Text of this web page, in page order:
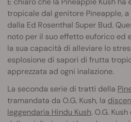
tropicale dal genitore Pineapple,
dalla Ed Rosenthal Super Bud.
noto per il suo effetto euforico ed
la sua capacità di alleviare lo
esplosione di sapori di frutta
apprezzata ad ogni inalazione.
La seconda serie di tratti della
tramandata da O.G. Kush, la
leggendaria Hindu Kush. O.G.